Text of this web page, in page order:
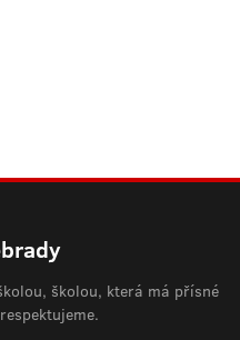
školou, která má přísné